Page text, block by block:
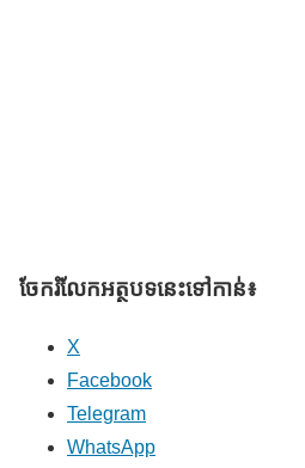
ចែករំលែក​អត្ថបទនេះទៅកាន់៖
X
Facebook
Telegram
WhatsApp